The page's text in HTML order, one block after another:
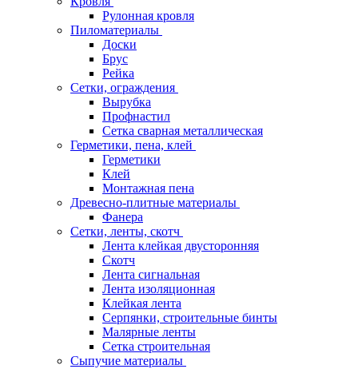
Рулонная кровля
Пиломатериалы
Доски
Брус
Рейка
Сетки, ограждения
Вырубка
Профнастил
Сетка сварная металлическая
Герметики, пена, клей
Герметики
Клей
Монтажная пена
Древесно-плитные материалы
Фанера
Сетки, ленты, скотч
Лента клейкая двусторонняя
Скотч
Лента сигнальная
Лента изоляционная
Клейкая лента
Серпянки, строительные бинты
Малярные ленты
Сетка строительная
Сыпучие материалы